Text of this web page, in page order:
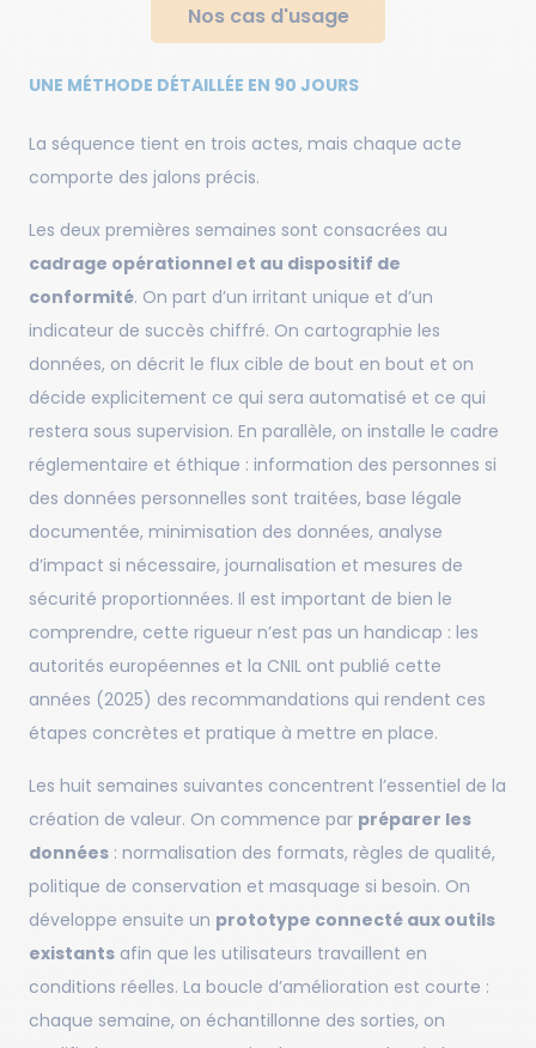
Nos cas d'usage
UNE MÉTHODE DÉTAILLÉE EN 90 JOURS
La séquence tient en trois actes, mais chaque acte
comporte des jalons précis.
Les deux premières semaines sont consacrées au
cadrage opérationnel et au dispositif de
conformité. On part d’un irritant unique et d’un
indicateur de succès chiffré. On cartographie les
données, on décrit le flux cible de bout en bout et on
décide explicitement ce qui sera automatisé et ce qui
restera sous supervision. En parallèle, on installe le cadre
réglementaire et éthique : information des personnes si
des données personnelles sont traitées, base légale
documentée, minimisation des données, analyse
d’impact si nécessaire, journalisation et mesures de
sécurité proportionnées. Il est important de bien le
comprendre, cette rigueur n’est pas un handicap : les
autorités européennes et la CNIL ont publié cette
années (2025) des recommandations qui rendent ces
étapes concrètes et pratique à mettre en place.
Les huit semaines suivantes concentrent l’essentiel de la
création de valeur. On commence par préparer les
données : normalisation des formats, règles de qualité,
politique de conservation et masquage si besoin. On
développe ensuite un prototype connecté aux outils
existants afin que les utilisateurs travaillent en
conditions réelles. La boucle d’amélioration est courte :
chaque semaine, on échantillonne des sorties, on